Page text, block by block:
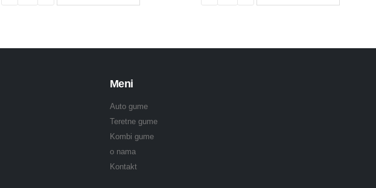
Meni
Auto gume
Teretne gume
Kombi gume
o nama
Kontakt